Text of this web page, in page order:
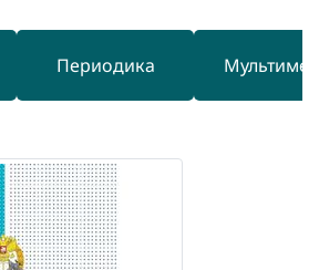
Периодика